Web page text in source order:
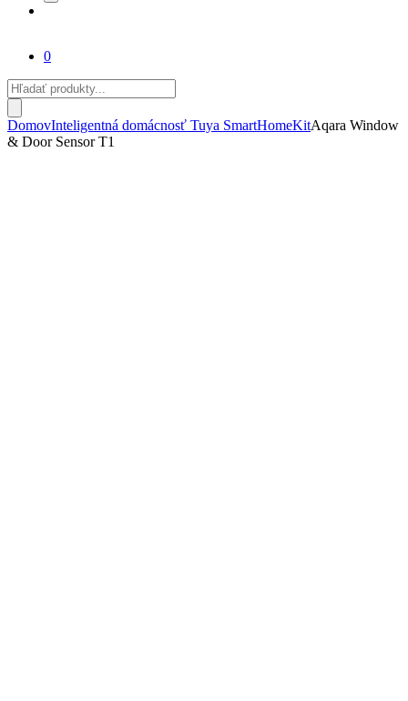
0
Products
search
DomovInteligentná domácnosť Tuya SmartHomeKitAqara Window
& Door Sensor T1